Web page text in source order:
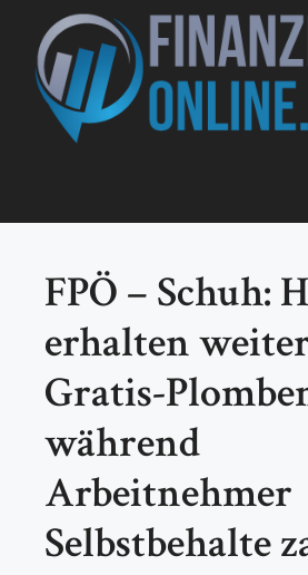
Inhalt
springen
FPÖ – Schuh:
erhalten
Gratis-
während
Arbeitnehmer
Selbstbehalte